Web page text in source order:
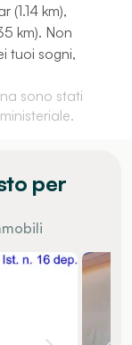
(1.14 km),
km). Non
tuoi sogni,
sono stati
per